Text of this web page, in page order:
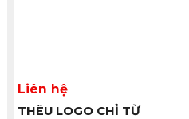
Liên hệ
THÊU LOGO CHỈ TỪ